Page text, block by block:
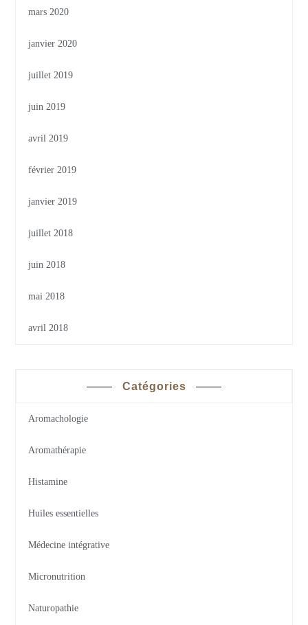
mars 2020
janvier 2020
juillet 2019
juin 2019
avril 2019
février 2019
janvier 2019
juillet 2018
juin 2018
mai 2018
avril 2018
Catégories
Aromachologie
Aromathérapie
Histamine
Huiles essentielles
Médecine intégrative
Micronutrition
Naturopathie